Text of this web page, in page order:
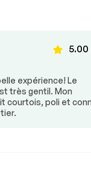
5.00
expérience! Le
très gentil. Mon
courtois, poli et